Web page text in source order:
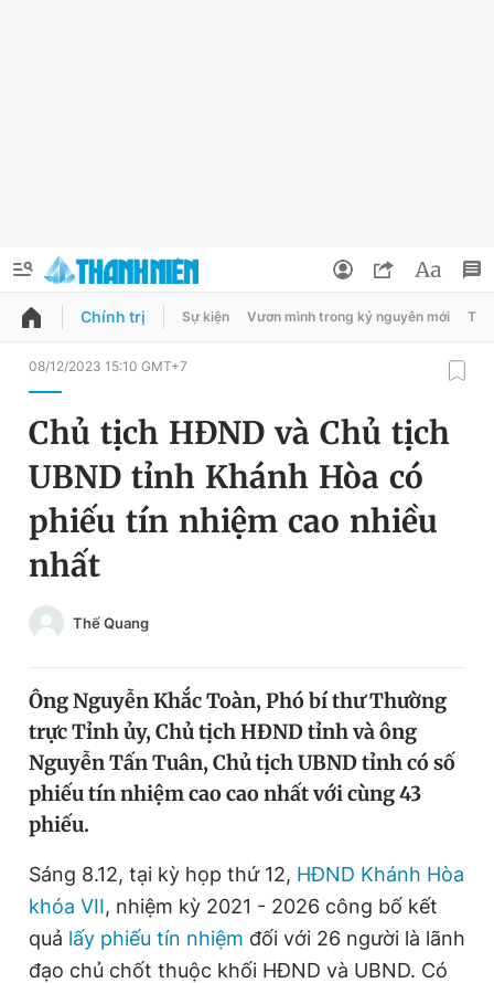
QUẢNG CÁO ĐẶT BÁO
Chuyên mục
Chuyên mục khác
Chào ngày mới
Tin thị trường
Video Magazine
Sản phẩm khác
Tiện ích
Thông tin tòa soạn Liên hệ quảng cáo
Đổi mật khẩu
Tin đã lưu
Tin đã xem
Chính trị Sự kiện Vươn mình trong kỷ nguyên mới
08/12/2023 15:10 GMT+7
Chủ tịch HĐND và Chủ tịch
UBND tỉnh Khánh Hòa có
phiếu tín nhiệm cao nhiều
nhất
Thế Quang
Ông Nguyễn Khắc Toàn, Phó bí thư Thường
trực Tỉnh ủy, Chủ tịch HĐND tỉnh và ông
Nguyễn Tấn Tuân, Chủ tịch UBND tỉnh có số
phiếu tín nhiệm cao cao nhất với cùng 43
phiếu.
Sáng 8.12, tại kỳ họp thứ 12, HĐND Khánh Hòa
khóa VII, nhiệm kỳ 2021 - 2026 công bố kết
quả lấy phiếu tín nhiệm đối với 26 người là lãnh
đạo chủ chốt thuộc khối HĐND và UBND. Có